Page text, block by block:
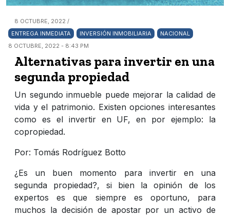
8 OCTUBRE, 2022 /
ENTREGA INMEDIATA
INVERSIÓN INMOBILIARIA
NACIONAL
8 OCTUBRE, 2022 - 8:43 PM
Alternativas para invertir en una
segunda propiedad
Un segundo inmueble puede mejorar la calidad de
vida y el patrimonio. Existen opciones interesantes
como es el invertir en UF, en por ejemplo: la
copropiedad.
Por: Tomás Rodríguez Botto
¿Es un buen momento para invertir en una
segunda propiedad?, sibien la opinión de los
expertos es que siempre es oportuno, para
muchos la decisión de apostar por un activo de